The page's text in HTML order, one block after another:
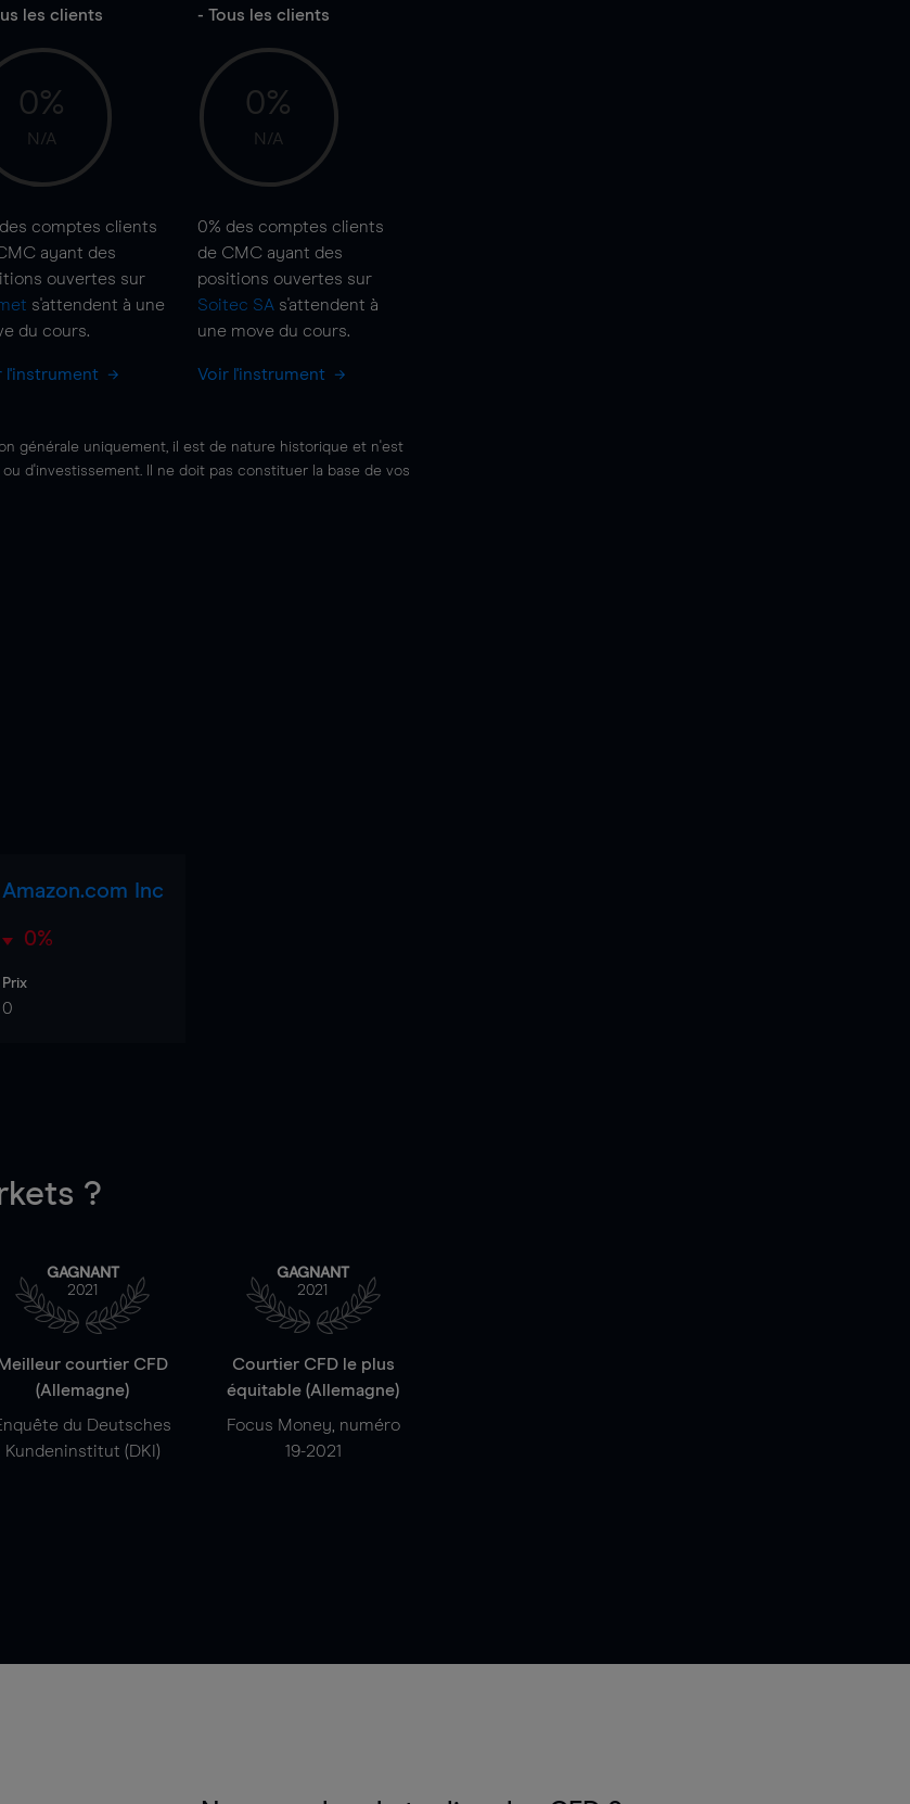
les clients
0%
N/A
des comptes clients
ayant des
ouvertes sur
s'attendent à une
du cours.
l'instrument
- Tous les clients
0%
N/A
0% des comptes clients
de CMC ayant des
positions ouvertes sur
Soitec SA s'attendent à
une move du cours.
Voir l'instrument
générale uniquement, il est de nature historique et n'est
d'investissement. Il ne doit pas constituer la base de vos
Amazon.com Inc
0%
Prix
0
?
GAGNANT
2021
Meilleur courtier CFD
(Allemagne)
du Deutsches
Kundeninstitut (DKI)
GAGNANT
2021
Courtier CFD le plus
équitable (Allemagne)
Focus Money, numéro
19-2021